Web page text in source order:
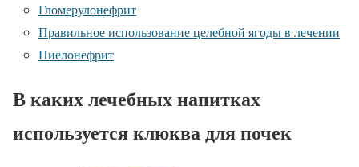
Гломерулонефрит
Правильное использование целебной ягоды в лечении
Пиелонефрит
В каких лечебных напитках
используется клюква для почек